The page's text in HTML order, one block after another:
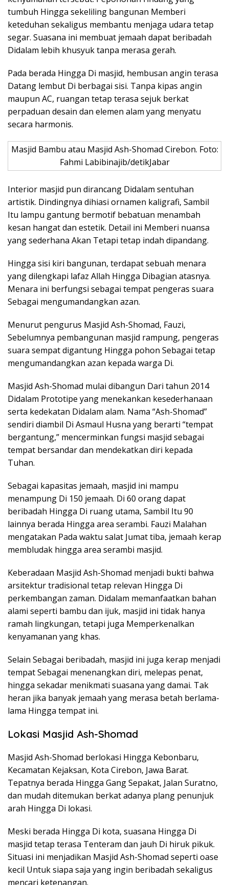
tumbuh Hingga sekeliling bangunan Memberi
keteduhan sekaligus membantu menjaga udara tetap
segar. Suasana ini membuat jemaah dapat beribadah
Didalam lebih khusyuk tanpa merasa gerah.
Pada berada Hingga Di masjid, hembusan angin terasa
Datang lembut Di berbagai sisi. Tanpa kipas angin
maupun AC, ruangan tetap terasa sejuk berkat
perpaduan desain dan elemen alam yang menyatu
secara harmonis.
Masjid Bambu atau Masjid Ash-Shomad Cirebon. Foto:
Fahmi Labibinajib/detikJabar
Interior masjid pun dirancang Didalam sentuhan
artistik. Dindingnya dihiasi ornamen kaligrafi, Sambil
Itu lampu gantung bermotif bebatuan menambah
kesan hangat dan estetik. Detail ini Memberi nuansa
yang sederhana Akan Tetapi tetap indah dipandang.
Hingga sisi kiri bangunan, terdapat sebuah menara
yang dilengkapi lafaz Allah Hingga Dibagian atasnya.
Menara ini berfungsi sebagai tempat pengeras suara
Sebagai mengumandangkan azan.
Menurut pengurus Masjid Ash-Shomad, Fauzi,
Sebelumnya pembangunan masjid rampung, pengeras
suara sempat digantung Hingga pohon Sebagai tetap
mengumandangkan azan kepada warga Di.
Masjid Ash-Shomad mulai dibangun Dari tahun 2014
Didalam Prototipe yang menekankan kesederhanaan
serta kedekatan Didalam alam. Nama “Ash-Shomad”
sendiri diambil Di Asmaul Husna yang berarti “tempat
bergantung,” mencerminkan fungsi masjid sebagai
tempat bersandar dan mendekatkan diri kepada
Tuhan.
Sebagai kapasitas jemaah, masjid ini mampu
menampung Di 150 jemaah. Di 60 orang dapat
beribadah Hingga Di ruang utama, Sambil Itu 90
lainnya berada Hingga area serambi. Fauzi Malahan
mengatakan Pada waktu salat Jumat tiba, jemaah kerap
membludak hingga area serambi masjid.
Keberadaan Masjid Ash-Shomad menjadi bukti bahwa
arsitektur tradisional tetap relevan Hingga Di
perkembangan zaman. Didalam memanfaatkan bahan
alami seperti bambu dan ijuk, masjid ini tidak hanya
ramah lingkungan, tetapi juga Memperkenalkan
kenyamanan yang khas.
Selain Sebagai beribadah, masjid ini juga kerap menjadi
tempat Sebagai menenangkan diri, melepas penat,
hingga sekadar menikmati suasana yang damai. Tak
heran jika banyak jemaah yang merasa betah berlama-
lama Hingga tempat ini.
Lokasi Masjid Ash-Shomad
Masjid Ash-Shomad berlokasi Hingga Kebonbaru,
Kecamatan Kejaksan, Kota Cirebon, Jawa Barat.
Tepatnya berada Hingga Gang Sepakat, Jalan Suratno,
dan mudah ditemukan berkat adanya plang penunjuk
arah Hingga Di lokasi.
Meski berada Hingga Di kota, suasana Hingga Di
masjid tetap terasa Tenteram dan jauh Di hiruk pikuk.
Situasi ini menjadikan Masjid Ash-Shomad seperti oase
kecil Untuk siapa saja yang ingin beribadah sekaligus
mencari ketenangan.